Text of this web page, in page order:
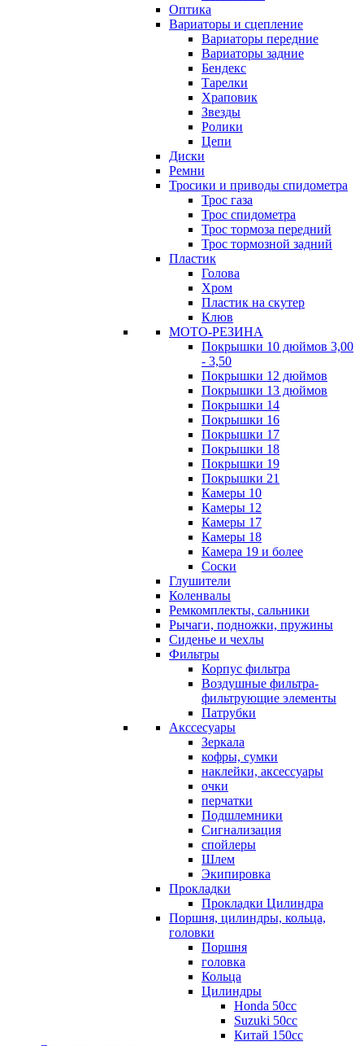
Оптика
Вариаторы и сцепление
Вариаторы передние
Вариаторы задние
Бендекс
Тарелки
Храповик
Звезды
Ролики
Цепи
Диски
Ремни
Тросики и приводы спидометра
Трос газа
Трос спидометра
Трос тормоза передний
Трос тормозной задний
Пластик
Голова
Хром
Пластик на скутер
Клюв
МОТО-РЕЗИНА
Покрышки 10 дюймов 3,00
- 3,50
Покрышки 12 дюймов
Покрышки 13 дюймов
Покрышки 14
Покрышки 16
Покрышки 17
Покрышки 18
Покрышки 19
Покрышки 21
Камеры 10
Камеры 12
Камеры 17
Камеры 18
Камера 19 и более
Соски
Глушители
Коленвалы
Ремкомплекты, сальники
Рычаги, подножки, пружины
Сиденье и чехлы
Фильтры
Корпус фильтра
Воздушные фильтра-
фильтрующие элементы
Патрубки
Акссесуары
Зеркала
кофры, сумки
наклейки, аксессуары
очки
перчатки
Подшлемники
Сигнализация
спойлеры
Шлем
Экипировка
Прокладки
Прокладки Цилиндра
Поршня, цилиндры, кольца,
головки
Поршня
головка
Кольца
Цилиндры
Honda 50сс
Suzuki 50cc
Китай 150сс